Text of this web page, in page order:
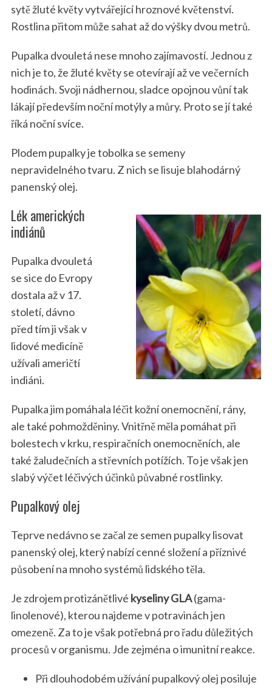
sytě žluté květy vytvářející hroznové květenství.
Rostlina přitom může sahat až do výšky dvou metrů.
Pupalka dvouletá nese mnoho zajímavostí. Jednou z
nich je to, že žluté květy se otevírají až ve večerních
hodinách. Svoji nádhernou, sladce opojnou vůní tak
lákají především noční motýly a můry. Proto se jí také
říká noční svíce.
Plodem pupalky je tobolka se semeny
nepravidelného tvaru. Z nich se lisuje blahodárný
panenský olej.
Lék amerických
indiánů
Pupalka dvouletá
se sice do Evropy
dostala až v 17.
století, dávno
před tím ji však v
lidové medicíně
užívali američtí
indiáni.
Pupalka jim pomáhala léčit kožní onemocnění, rány,
ale také pohmožděniny. Vnitřně měla pomáhat při
bolestech v krku, respiračních onemocněních, ale
také žaludečních a střevních potížích. To je však jen
slabý výčet léčivých účinků půvabné rostlinky.
Pupalkový olej
Teprve nedávno se začal ze semen pupalky lisovat
panenský olej, který nabízí cenné složení a příznivé
působení na mnoho systémů lidského těla.
Je zdrojem protizánětlivé kyseliny GLA(gama-
linolenové), kterou najdeme v potravinách jen
omezeně. Za to je však potřebná pro řadu důležitých
procesů v organismu. Jde zejména o imunitní reakce.
Při dlouhodobém užívání pupalkový olej posiluje